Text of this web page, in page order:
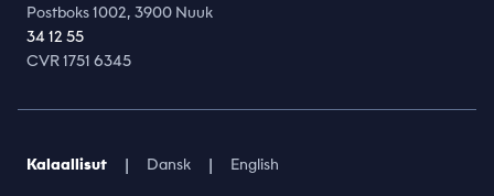
Postboks 1002, 3900 Nuuk
34 12 55
CVR 1751 6345
Kalaallisut | Dansk | English